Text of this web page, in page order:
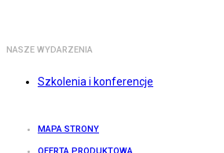
NASZE WYDARZENIA
Szkolenia i konferencje
MAPA STRONY